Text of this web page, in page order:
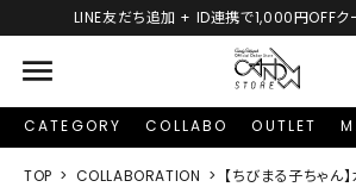
LINE友だち追加 + ID連携で1,000円OFFクーポン
menu
CATEGORY COLLABO OUTLET
TOP COLLABORATION 【ちびまる子ちゃん